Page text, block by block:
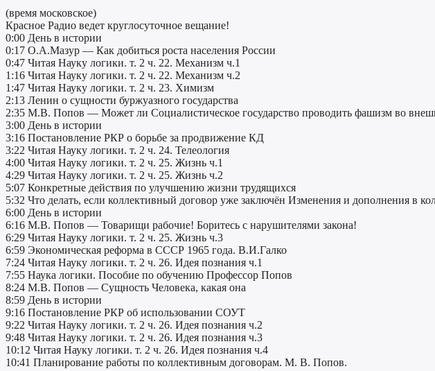
(время московское)
Красное Радио ведет круглосуточное вещание!
0:00 День в истории
0:17 О.А.Мазур — Как добиться роста населения России
0:47 Читая Науку логики. т. 2 ч. 22. Механизм ч.1
1:16 Читая Науку логики. т. 2 ч. 22. Механизм ч.2
1:47 Читая Науку логики. т. 2 ч. 23. Химизм
2:13 Ленин о сущности буржуазного государства
2:35 М.В. Попов — Может ли Социалистическое государство проводить фашизм во
3:00 День в истории
3:16 Постановление РКР о борьбе за продвижение КД
3:22 Читая Науку логики. т. 2 ч. 24. Телеология
4:00 Читая Науку логики. т. 2 ч. 25. Жизнь ч.1
4:29 Читая Науку логики. т. 2 ч. 25. Жизнь ч.2
5:07 Конкретные действия по улучшению жизни трудящихся
5:32 Что делать, если коллективный договор уже заключён Изменения и дополнения в
6:00 День в истории
6:16 М.В. Попов — Товарищи рабочие! Боритесь с нарушителями закона!
6:29 Читая Науку логики. т. 2 ч. 25. Жизнь ч.3
6:59 Экономическая реформа в СССР 1965 года. В.И.Галко
7:24 Читая Науку логики. т. 2 ч. 26. Идея познания ч.1
7:55 Наука логики. Пособие по обучению Профессор Попов
8:24 М.В. Попов — Сущность Человека, какая она
8:59 День в истории
9:16 Постановление РКР об использовании СОУТ
9:22 Читая Науку логики. т. 2 ч. 26. Идея познания ч.2
9:48 Читая Науку логики. т. 2 ч. 26. Идея познания ч.3
10:12 Читая Науку логики. т. 2 ч. 26. Идея познания ч.4
10:41 Планирование работы по коллективным договорам. М. В. Попов.